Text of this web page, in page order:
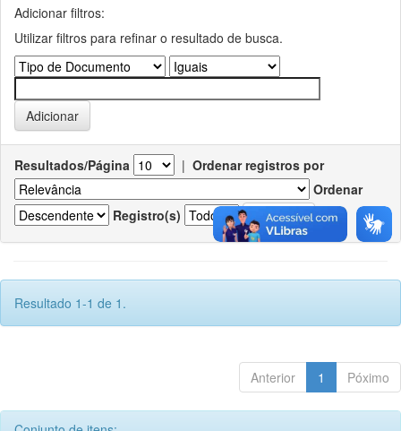
Adicionar filtros:
Utilizar filtros para refinar o resultado de busca.
Resultados/Página | Ordenar registros por
Ordenar
Registro(s)
Resultado 1-1 de 1.
Anterior 1 Póximo